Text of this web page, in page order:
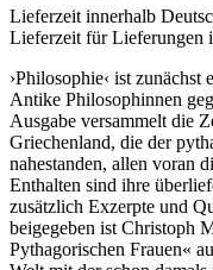
Lieferzeit innerhalb
Lieferzeit für Lieferungen
›Philosophie‹ ist
Antike Philosophinnen
Ausgabe versammelt die
Griechenland, die der
nahestanden, allen voran
Enthalten sind ihre
zusätzlich Exzerpte und
beigegeben ist Christoph
Pythagorischen Frauen«